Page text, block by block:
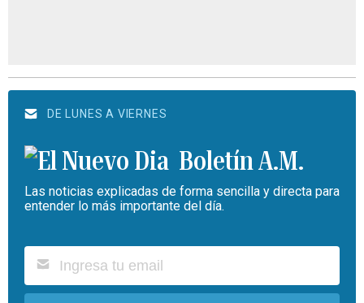
DE LUNES A VIERNES
Boletín A.M.
Las noticias explicadas de forma sencilla y directa para
entender lo más importante del día.